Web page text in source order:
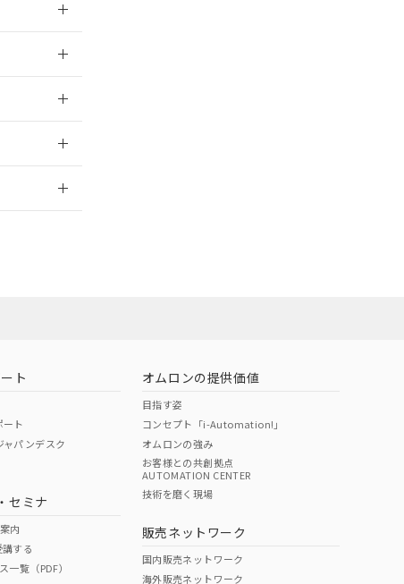
O O
ページへ
ください
ト
ート
ャパンデスク
セミナ
内
する
一覧（PDF）
オムロンの提供価値
目指す姿
コンセプト「i-Automation!」
オムロンの強み
お客様との共創拠点
AUTOMATION CENTER
技術を磨く現場
販売ネットワーク
国内販売ネットワーク
海外販売ネットワーク